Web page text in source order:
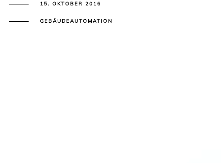
15. OKTOBER 2016
GEBÄUDEAUTOMATION